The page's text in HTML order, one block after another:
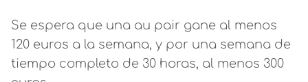
Se espera que una au pair gane al menos
120 euros a la semana, y por una semana de
tiempo completo de 30 horas, al menos 300